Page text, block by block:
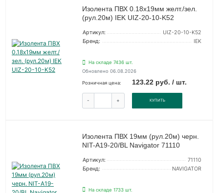
Изолента ПВХ 0.18х19мм желт./зел.
(рул.20м) IEK UIZ-20-10-K52
Артикул:
UIZ-20-10-K52
Бренд:
IEK
На складе 7436 шт.
Обновлено 06.08.2026
Розничная цена: 123.22 руб. / шт.
- + КУПИТЬ
Изолента ПВХ 19мм (рул.20м) черн.
NIT-A19-20/BL Navigator 71110
Артикул:
71110
Бренд:
NAVIGATOR
На складе 1733 шт.